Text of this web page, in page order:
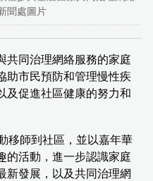
聞處圖片
共同治理網絡服務的家庭
助市民預防和管理慢性疾
及促進社區健康的努力和
移師到社區，並以嘉年華
的活動，進一步認識家庭
新發展，以及共同治理網